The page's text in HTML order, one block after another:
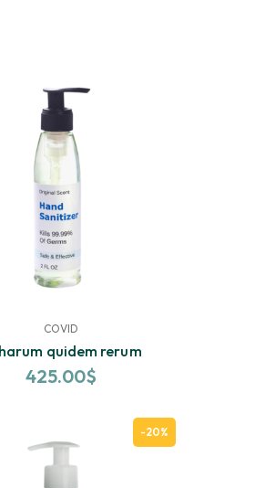
COVID
quidem rerum
425.00$
-20%